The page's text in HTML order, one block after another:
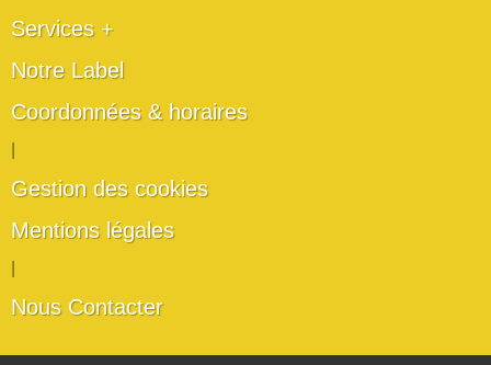
Services +
Notre Label
Coordonnées & horaires
Gestion des cookies
Mentions légales
Nous Contacter